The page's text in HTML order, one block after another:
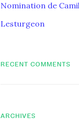
Nomination de
Lesturgeon
RECENT COMMENTS
ARCHIVES